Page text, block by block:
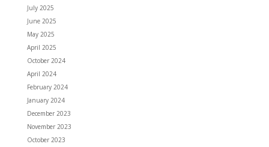
July 2025
June 2025
May 2025
April 2025
October 2024
April 2024
February 2024
January 2024
December 2023
November 2023
October 2023